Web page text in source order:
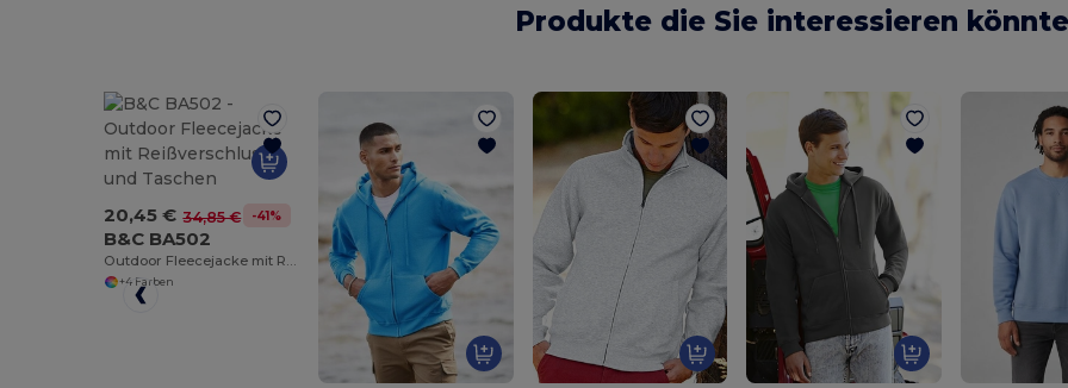
Produkte die Sie interessieren
20,45 € 34,85 € -41%
B&C BA502
Outdoor Fleecejacke mit Reißverschluss und Taschen
+4 Farben